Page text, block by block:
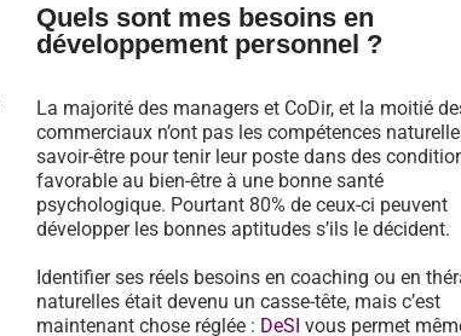
Quels sont mes besoins en
développement personnel ?
La majorité des managers et CoDir, et la moitié
commerciaux n’ont pas les compétences
savoir-être pour tenir leur poste dans des
favorable au bien-être à une bonne santé
psychologique. Pourtant 80% de ceux-ci peuvent
développer les bonnes aptitudes s’ils le décident.
Identifier ses réels besoins en coaching ou en
naturelles était devenu un casse-tête, mais c’est
maintenant chose réglée : DeSI vous permet